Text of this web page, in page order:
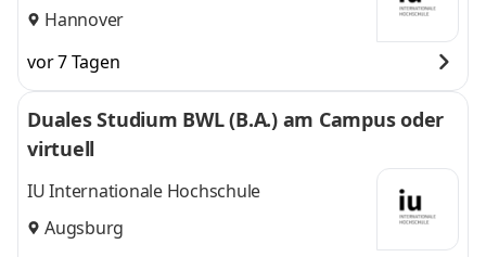
Hannover
vor 7 Tagen
Duales Studium BWL (B.A.) am Campus oder
virtuell
IU Internationale Hochschule
Augsburg